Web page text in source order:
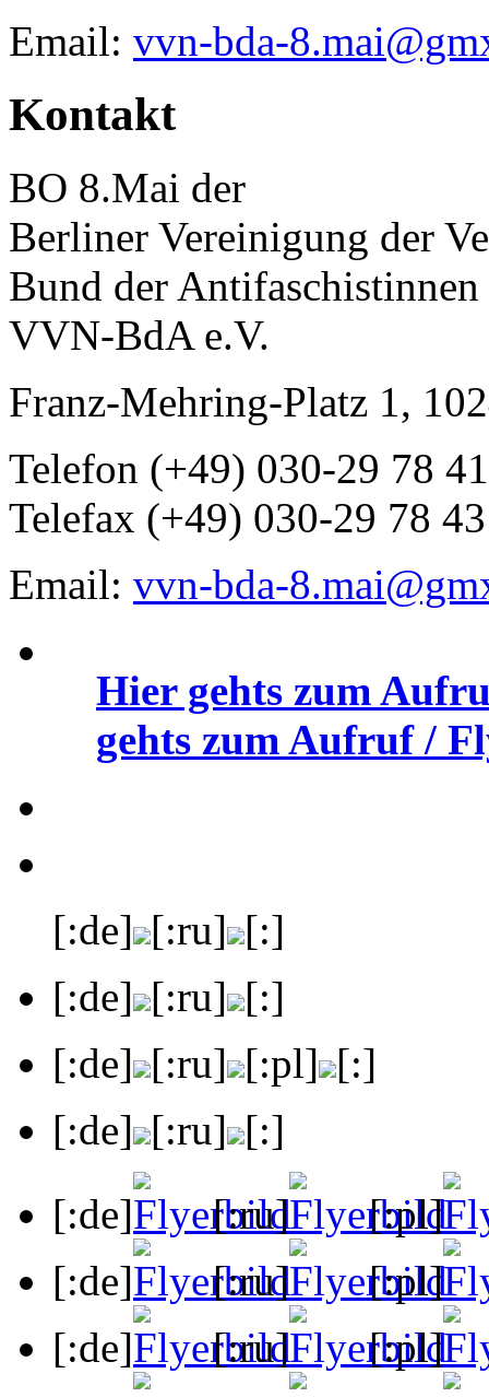
Email: vvn-bda-
Kontakt
BO 8.Mai der
Berliner Vereinigung der
Bund der
VVN-BdA e.V.
Franz-Mehring-Platz 1,
Telefon (+49) 030-29 78
Telefax (+49) 030-29 78
Email: vvn-bda-
Hier gehts zum
gehts zum Aufruf /
[:de] [:ru] [:]
[:de] [:ru] [:]
[:de] [:ru] [:pl] [:]
[:de] [:ru] [:]
[:de]
[:ru]
[:pl]
[:de]
[:ru]
[:pl]
[:de]
[:ru]
[:pl]